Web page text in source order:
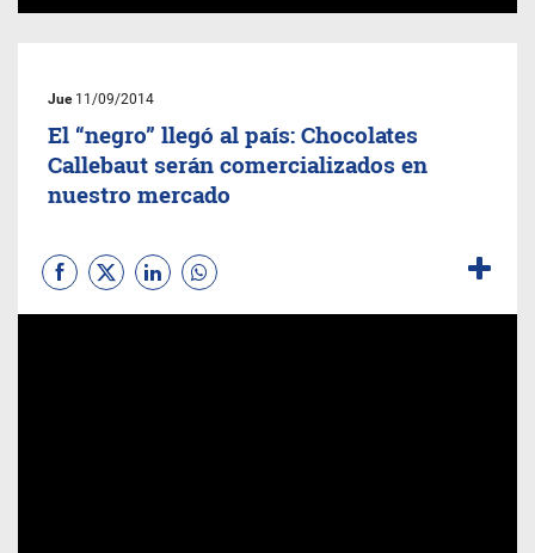
Jue11/09/2014
El “negro” llegó al país: Chocolates
Callebaut serán comercializados en
nuestro mercado